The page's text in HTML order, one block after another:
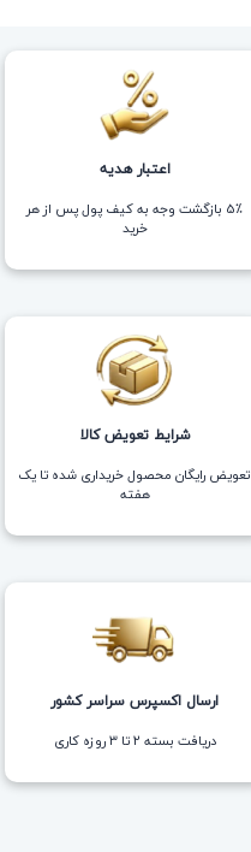
اعتبار هدیه
5٪ بازگشت وجه به کیف پول پس از هر
خرید
شرایط تعویض کالا
تعویض رایگان محصول خریداری شده تا یک
هفته
ارسال اکسپرس سراسر کشور
دریافت بسته ۲ تا ۳ روزه کاری